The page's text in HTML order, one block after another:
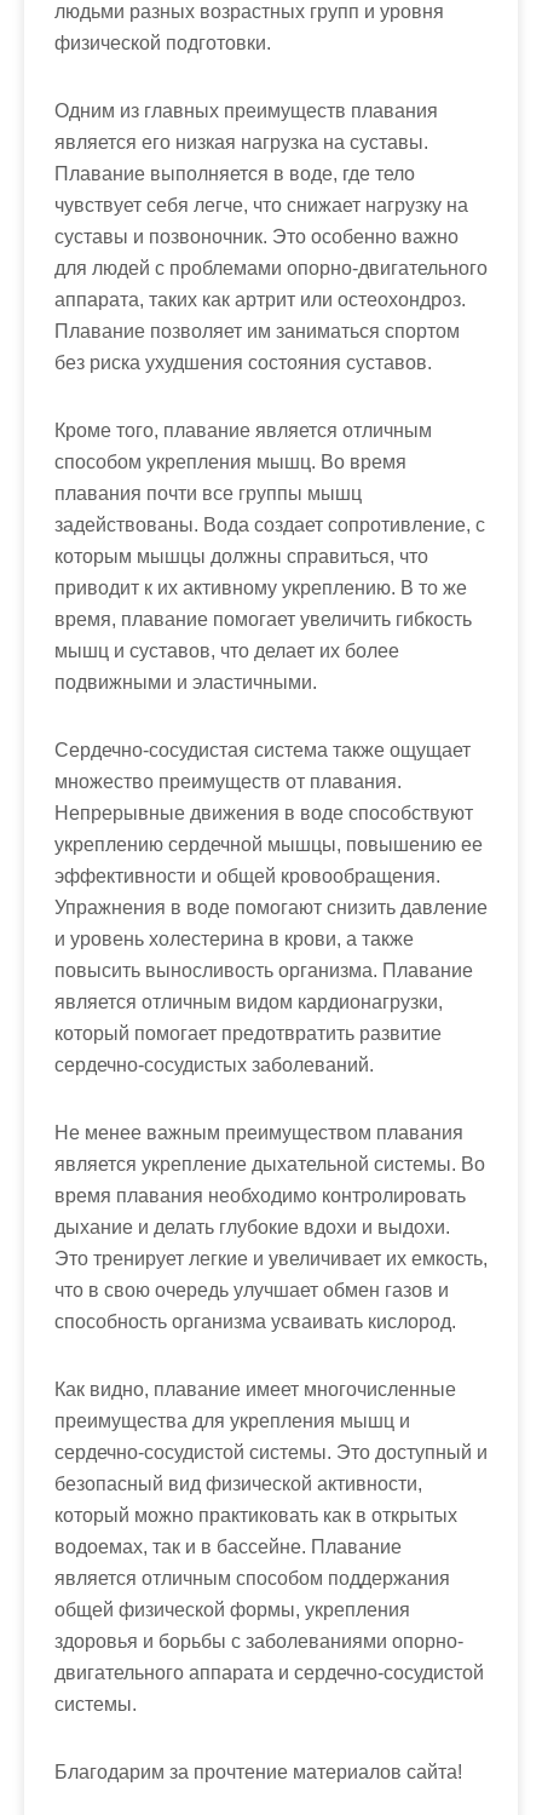
людьми разных возрастных групп и уровня
физической подготовки.
Одним из главных преимуществ плавания
является его низкая нагрузка на суставы.
Плавание выполняется в воде, где тело
чувствует себя легче, что снижает нагрузку на
суставы и позвоночник. Это особенно важно
для людей с проблемами опорно-двигательного
аппарата, таких как артрит или остеохондроз.
Плавание позволяет им заниматься спортом
без риска ухудшения состояния суставов.
Кроме того, плавание является отличным
способом укрепления мышц. Во время
плавания почти все группы мышц
задействованы. Вода создает сопротивление, с
которым мышцы должны справиться, что
приводит к их активному укреплению. В то же
время, плавание помогает увеличить гибкость
мышц и суставов, что делает их более
подвижными и эластичными.
Сердечно-сосудистая система также ощущает
множество преимуществ от плавания.
Непрерывные движения в воде способствуют
укреплению сердечной мышцы, повышению ее
эффективности и общей кровообращения.
Упражнения в воде помогают снизить давление
и уровень холестерина в крови, а также
повысить выносливость организма. Плавание
является отличным видом кардионагрузки,
который помогает предотвратить развитие
сердечно-сосудистых заболеваний.
Не менее важным преимуществом плавания
является укрепление дыхательной системы. Во
время плавания необходимо контролировать
дыхание и делать глубокие вдохи и выдохи.
Это тренирует легкие и увеличивает их емкость,
что в свою очередь улучшает обмен газов и
способность организма усваивать кислород.
Как видно, плавание имеет многочисленные
преимущества для укрепления мышц и
сердечно-сосудистой системы. Это доступный и
безопасный вид физической активности,
который можно практиковать как в открытых
водоемах, так и в бассейне. Плавание
является отличным способом поддержания
общей физической формы, укрепления
здоровья и борьбы с заболеваниями опорно-
двигательного аппарата и сердечно-сосудистой
системы.
Благодарим за прочтение материалов сайта!